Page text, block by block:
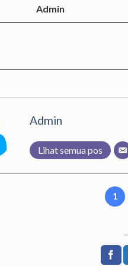
Admin
Admin
Lihat semua pos
1